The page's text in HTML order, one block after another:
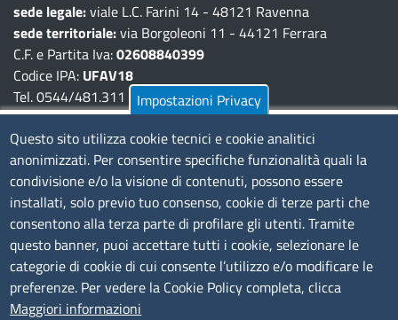
sede legale:viale L.C. Farini 14 - 48121 Ravenna
sede territoriale:via Borgoleoni 11 - 44121 Ferrara
C.F. e Partita Iva:02608840399
Codice IPA: UFAV18
Tel. 0544/481.311 - 0532/783.711
Pec:cciaa@pec.fera.camcom.it
Amministrazione Trasparente
Bandi di gara
Bilanci
Concorsi e selezioni
Procedimenti
Provvedimenti
Impostazioni Privacy
Questo sito utilizza cookie tecnici e cookie analitici
anonimizzati. Per consentire specifiche funzionalità quali la
condivisione e/o la visione di contenuti, possono essere
installati, solo previo tuo consenso, cookie di terze parti che
consentono alla terza parte di profilare gli utenti. Tramite
questo banner, puoi accettare tutti i cookie, selezionare le
categorie di cookie di cui consente l’utilizzo e/o modificare le
preferenze. Per vedere la Cookie Policy completa, clicca
Maggiori informazioni